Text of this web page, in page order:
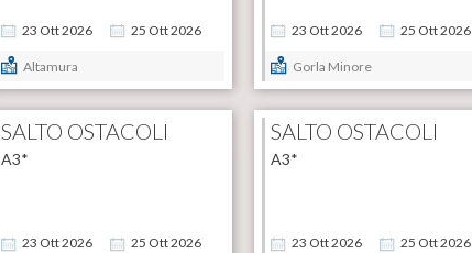
23 Ott2026 25 Ott2026
Altamura
23 Ott2026 25 Ott2026
Gorla Minore
SALTO OSTACOLI
23 Ott2026 25 Ott2026
A3*
SALTO OSTACOLI
23 Ott2026 25 Ott2026
A3*